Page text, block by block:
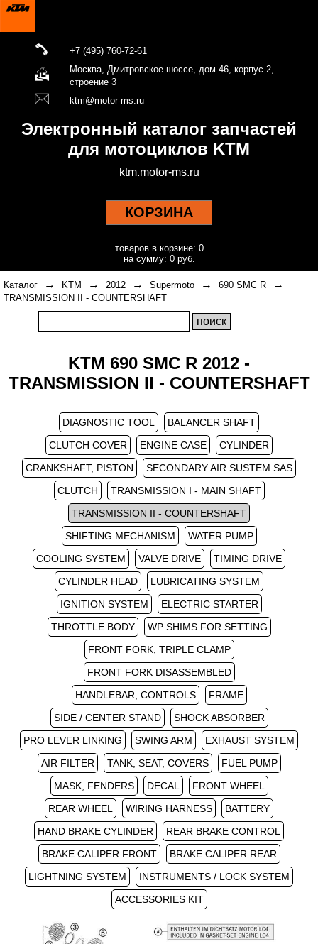
+7 (495) 760-72-61
Москва, Дмитровское шоссе, дом 46, корпус 2,
строение 3
ktm@motor-ms.ru
Электронный каталог запчастей
для мотоциклов KTM
ktm.motor-ms.ru
КОРЗИНА
товаров в корзине: 0
на сумму: 0 руб.
Каталог → KTM → 2012 → Supermoto → 690 SMC R →
TRANSMISSION II - COUNTERSHAFT
KTM 690 SMC R 2012 -
TRANSMISSION II - COUNTERSHAFT
DIAGNOSTIC TOOL
BALANCER SHAFT
CLUTCH COVER
ENGINE CASE
CYLINDER
CRANKSHAFT, PISTON
SECONDARY AIR SUSTEM SAS
CLUTCH
TRANSMISSION I - MAIN SHAFT
TRANSMISSION II - COUNTERSHAFT
SHIFTING MECHANISM
WATER PUMP
COOLING SYSTEM
VALVE DRIVE
TIMING DRIVE
CYLINDER HEAD
LUBRICATING SYSTEM
IGNITION SYSTEM
ELECTRIC STARTER
THROTTLE BODY
WP SHIMS FOR SETTING
FRONT FORK, TRIPLE CLAMP
FRONT FORK DISASSEMBLED
HANDLEBAR, CONTROLS
FRAME
SIDE / CENTER STAND
SHOCK ABSORBER
PRO LEVER LINKING
SWING ARM
EXHAUST SYSTEM
AIR FILTER
TANK, SEAT, COVERS
FUEL PUMP
MASK, FENDERS
DECAL
FRONT WHEEL
REAR WHEEL
WIRING HARNESS
BATTERY
HAND BRAKE CYLINDER
REAR BRAKE CONTROL
BRAKE CALIPER FRONT
BRAKE CALIPER REAR
LIGHTNING SYSTEM
INSTRUMENTS / LOCK SYSTEM
ACCESSORIES KIT